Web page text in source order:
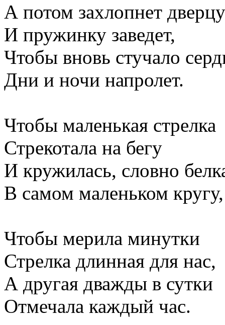
А потом захлопнет дверцу
И пружинку заведет,
Чтобы вновь стучало
Дни и ночи напролет.
Чтобы маленькая стрелка
Стрекотала на бегу
И кружилась, словно
В самом маленьком кругу,
Чтобы мерила минутки
Стрелка длинная для нас,
А другая дважды в сутки
Отмечала каждый час.